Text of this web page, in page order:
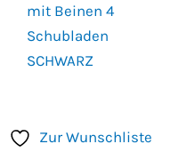
mit Beinen 4
Schubladen
SCHWARZ
Zur Wunschliste